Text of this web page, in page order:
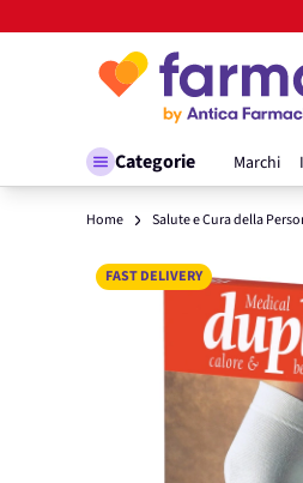
Salta al contenuto
Categorie Marchi
Home Salute e Cura della
FAST DELIVERY
Main image
Click to view image in